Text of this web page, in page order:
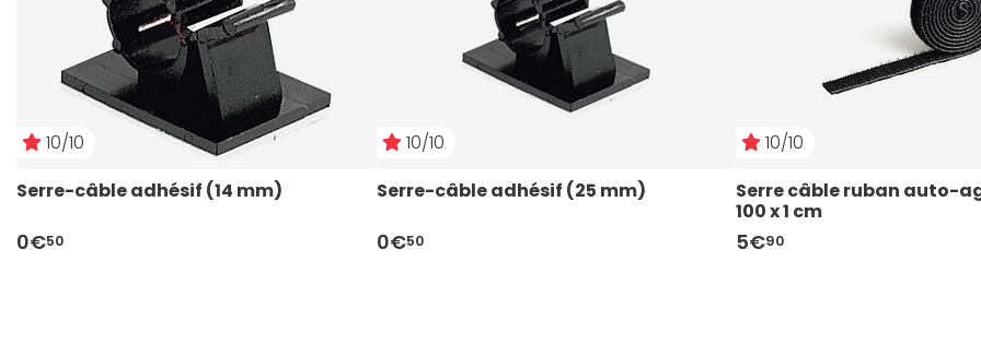
10/10
Serre-câble adhésif (14 mm)
0€50
10/10
Serre-câble adhésif (25 mm)
0€50
10/10
Serre câble ruban auto-
100 x 1 cm
5€90